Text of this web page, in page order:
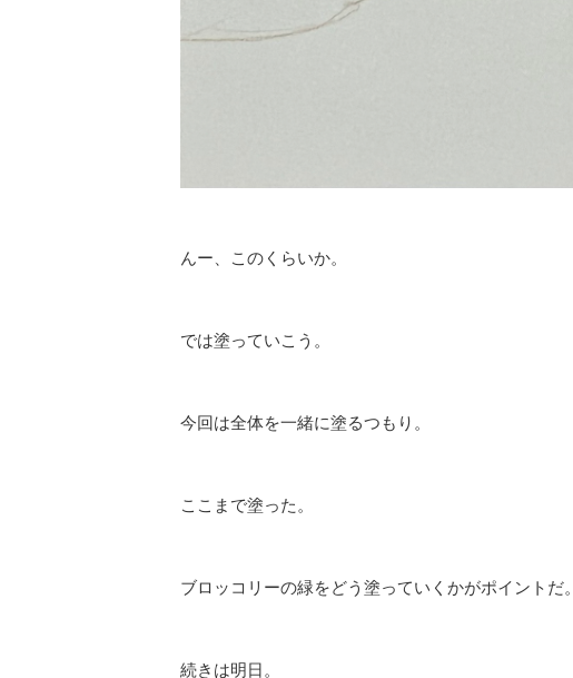
んー、このくらいか。
では塗っていこう。
今回は全体を一緒に塗るつもり。
ここまで塗った。
ブロッコリーの緑をどう塗っていくかがポイントだ。
続きは明日。